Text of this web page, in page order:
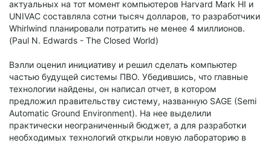
актуальных на тот момент компьютеров Harvard Mark HI и
UNIVAC составляла сотни тысяч долларов, то разработчики
Whirlwind планировали потратить не менее 4 миллионов.
(Paul N. Edwards - The Closed World)
Вэлли оценил инициативу и решил сделать компьютер
частью будущей системы ПВО. Убедившись, что главные
технологии найдены, он написал отчет, в котором
предложил правительству систему, названную SAGE (Semi
Automatic Ground Environment). На нее выделили
практически неограниченный бюджет, а для разработки
необходимых технологий открыли новую лабораторию в